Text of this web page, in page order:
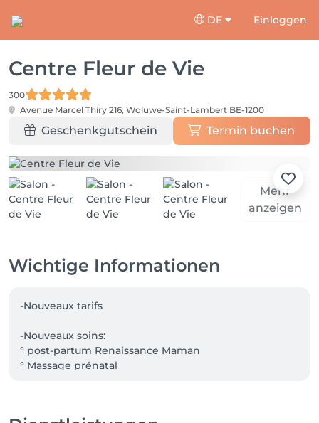
DE Einloggen
Centre Fleur de Vie
300
Avenue Marcel Thiry 216, Woluwe-Saint-Lambert BE-1200
Geschenkgutschein Termin buchen
Mehr
anzeigen
Wichtige Informationen
-Nouveaux tarifs
-Nouveaux soins:
° post-partum Renaissance Maman